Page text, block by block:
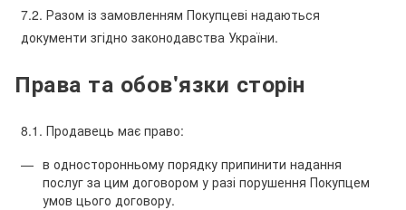
7.2. Разом із замовленням Покупцеві надаються
документи згідно законодавства України.
Права та обов'язки сторін
8.1. Продавець має право:
в односторонньому порядку припинити надання
послуг за цим договором у разі порушення Покупцем
умов цього договору.